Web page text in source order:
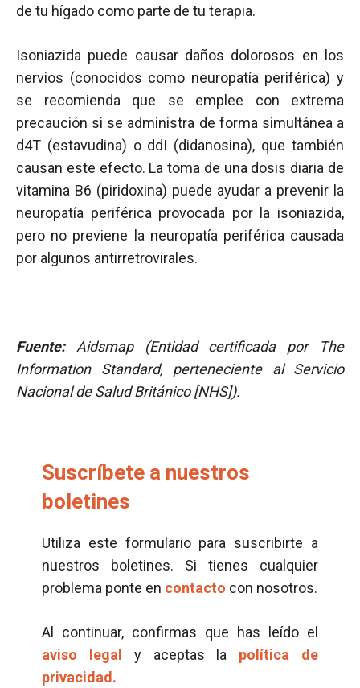
de tu hígado como parte de tu terapia.
Isoniazida puede causar daños dolorosos en los
nervios (conocidos como neuropatía periférica) y
se recomienda que se emplee con extrema
precaución si se administra de forma simultánea a
d4T (estavudina) o ddI (didanosina), que también
causan este efecto. La toma de una dosis diaria de
vitamina B6 (piridoxina) puede ayudar a prevenir la
neuropatía periférica provocada por la isoniazida,
pero no previene la neuropatía periférica causada
por algunos antirretrovirales.
Fuente: Aidsmap (Entidad certificada por The
Information Standard, perteneciente al Servicio
Nacional de Salud Británico [NHS]).
Suscríbete a nuestros
boletines
Utiliza este formulario para suscribirte a
nuestros boletines. Si tienes cualquier
problema ponte en contacto con nosotros.
Al continuar, confirmas que has leído el
aviso legal
y aceptas la política de
privacidad.